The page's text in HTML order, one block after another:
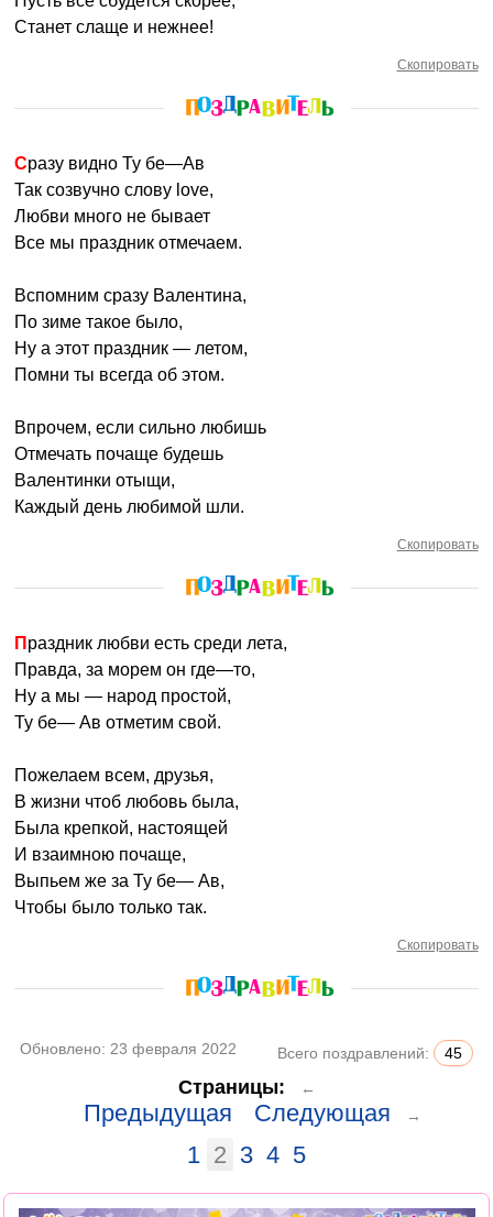
Станет слаще и нежнее!
Скопировать
Сразу видно Ту бе—Ав
Так созвучно слову love,
Любви много не бывает
Все мы праздник отмечаем.
Вспомним сразу Валентина,
По зиме такое было,
Ну а этот праздник — летом,
Помни ты всегда об этом.
Впрочем, если сильно любишь
Отмечать почаще будешь
Валентинки отыщи,
Каждый день любимой шли.
Скопировать
Праздник любви есть среди лета,
Правда, за морем он где—то,
Ну а мы — народ простой,
Ту бе— Ав отметим свой.
Пожелаем всем, друзья,
В жизни чтоб любовь была,
Была крепкой, настоящей
И взаимною почаще,
Выпьем же за Ту бе— Ав,
Чтобы было только так.
Скопировать
Обновлено: 23 февраля 2022 Всего поздравлений: 45
Страницы: ←
Предыдущая Следующая →
1 2 3 4 5